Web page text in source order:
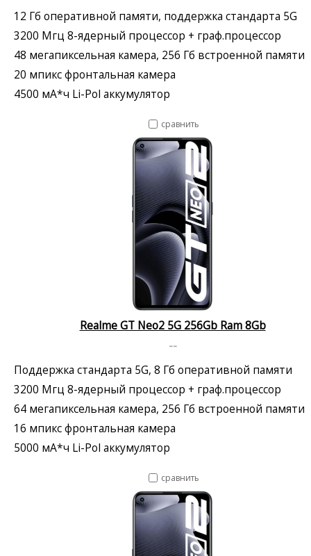
12 Гб оперативной памяти, поддержка стандарта 5G
3200 Мгц 8-ядерный процессор + граф.процессор
48 мегапиксельная камера, 256 Гб встроенной памяти
20 мпикс фронтальная камера
4500 мА*ч Li-Pol аккумулятор
сравнить
Realme GT Neo2 5G 256Gb Ram 8Gb
--
Поддержка стандарта 5G, 8 Гб оперативной памяти
3200 Мгц 8-ядерный процессор + граф.процессор
64 мегапиксельная камера, 256 Гб встроенной памяти
16 мпикс фронтальная камера
5000 мА*ч Li-Pol аккумулятор
сравнить